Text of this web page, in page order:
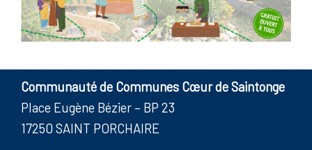
Communauté de Communes Cœur de Saintonge
Place Eugène Bézier – BP 23
17250 SAINT PORCHAIRE